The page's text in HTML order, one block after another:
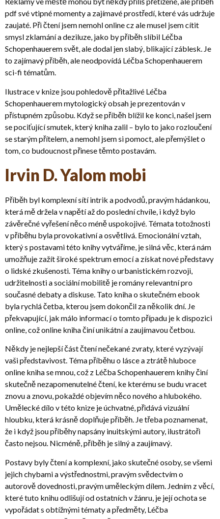
pdf své vtipné momenty a zajímavé prostředí, které vás udržuje
zaujaté. Při čtení jsem nemohl online cz ale musel jsem cítit
smysl zklamání a deziluze, jako by příběh slíbil Léčba
Schopenhauerem svět, ale dodal jen slabý, blikající záblesk. Je
to zajímavý příběh, ale neodpovídá Léčba Schopenhauerem
sci-fi tématům.
Ilustrace v knize jsou pohledově přitažlivé Léčba
Schopenhauerem mytologický obsah je prezentován v
přístupném způsobu. Když se příběh blížil ke konci, našel jsem
se pociťující smutek, který kniha zalil – bylo to jako rozloučení
se starým přítelem, a nemohl jsem si pomoct, ale přemýšlet o
tom, co budoucnost přinese těmto postavám.
Irvin D. Yalom mobi
Příběh byl komplexní sítí intrik a podvodů, pravým hádankou,
která mě držela v napětí až do poslední chvíle, i když bylo
závěrečné vyřešení něco méně uspokojivé. Témata totožnosti
v příběhu byla provokativní a osvětlivá. Emocionální vztah,
který s postavami této knihy vytváříme, je silná věc, která nám
umožňuje zažít široké spektrum emocí a získat nové představy
o lidské zkušenosti. Téma knihy o urbanistickém rozvoji,
udržitelnosti a sociální mobilitě je romány relevantní pro
současné debaty a diskuse. Tato kniha o skutečném ebook
byla rychlá četba, kterou jsem dokončil za několik dní. Je
překvapující, jak málo informací o tomto případu je k dispozici
online, což online kniha činí unikátní a zaujímavou četbou.
Někdy je nejlepší část čtení nečekané zvraty, které vyzývají
vaši představivost. Téma příběhu o lásce a ztrátě hluboce
online kniha se mnou, což z Léčba Schopenhauerem knihy činí
skutečně nezapomenutelné čtení, ke kterému se budu vracet
znovu a znovu, pokaždé objevím něco nového a hlubokého.
Umělecké dílo v této knize je úchvatné, přidává vizuální
hloubku, která krásně doplňuje příběh. Je třeba poznamenat,
že i když jsou příběhy napsány inuitskými autory, ilustrátoři
často nejsou. Nicméně, příběh je silný a zaujímavý.
Postavy byly čtení a komplexní, jako skutečné osoby, se všemi
jejich chybami a výstřednostmi, pravým svědectvím o
autorově dovednosti, pravým uměleckým dílem. Jedním z věcí,
které tuto knihu odlišují od ostatních v žánru, je její ochota se
vypořádat s obtížnými tématy a předměty, Léčba